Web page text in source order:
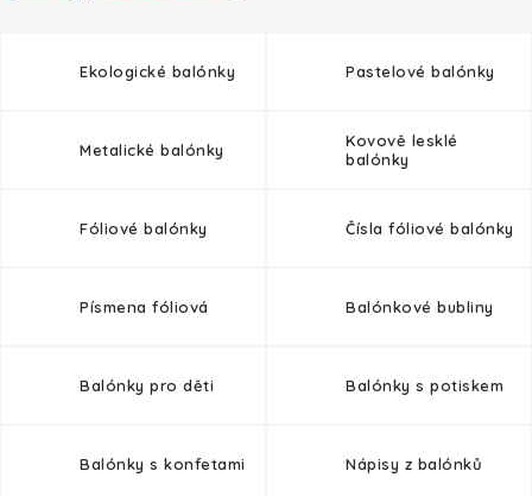
Kontakt O nás
Doprava a platba
Hodnocení obchodu
Ekologické balónky Pastelové balónky
Metalické balónky
Kovově lesklé
balónky
Fóliové balónky Čísla fóliové balónky
Písmena fóliová Balónkové bubliny
Balónky pro děti Balónky s potiskem
Balónky s konfetami Nápisy z balónků